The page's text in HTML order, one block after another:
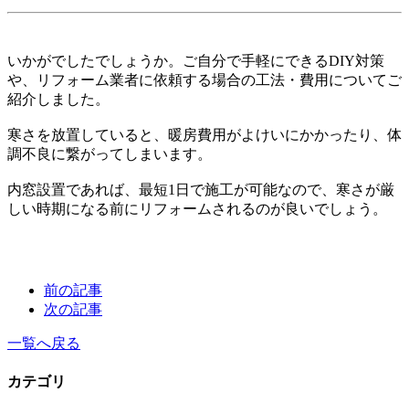
いかがでしたでしょうか。ご自分で手軽にできるDIY対策
や、リフォーム業者に依頼する場合の工法・費用についてご
紹介しました。
寒さを放置していると、暖房費用がよけいにかかったり、体
調不良に繋がってしまいます。
内窓設置であれば、最短1日で施工が可能なので、寒さが厳
しい時期になる前にリフォームされるのが良いでしょう。
前の記事
次の記事
一覧へ戻る
カテゴリ